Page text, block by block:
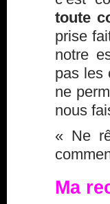
toute
prise
notre
pas les
ne
nous
« Ne
Ma